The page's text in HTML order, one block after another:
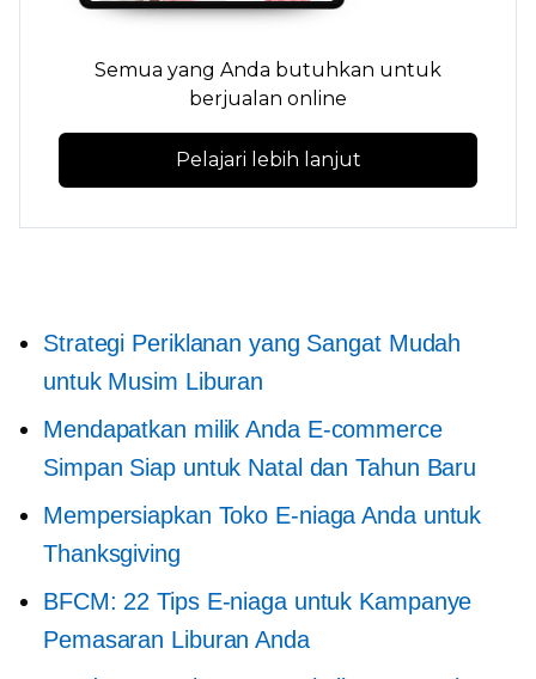
Semua yang Anda butuhkan untuk
berjualan online
Pelajari lebih lanjut
Strategi Periklanan yang Sangat Mudah
untuk Musim Liburan
Mendapatkan milik Anda E-commerce
Simpan Siap untuk Natal dan Tahun Baru
Mempersiapkan Toko E-niaga Anda untuk
Thanksgiving
BFCM: 22 Tips E-niaga untuk Kampanye
Pemasaran Liburan Anda